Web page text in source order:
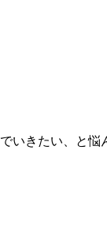
いきたい、と悩